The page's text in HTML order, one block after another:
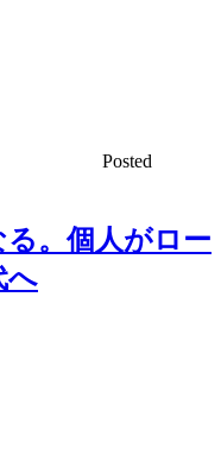
Posted
。個人がロー
へ